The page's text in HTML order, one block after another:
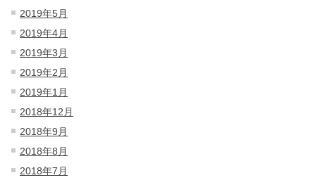
2019年5月
2019年4月
2019年3月
2019年2月
2019年1月
2018年12月
2018年9月
2018年8月
2018年7月